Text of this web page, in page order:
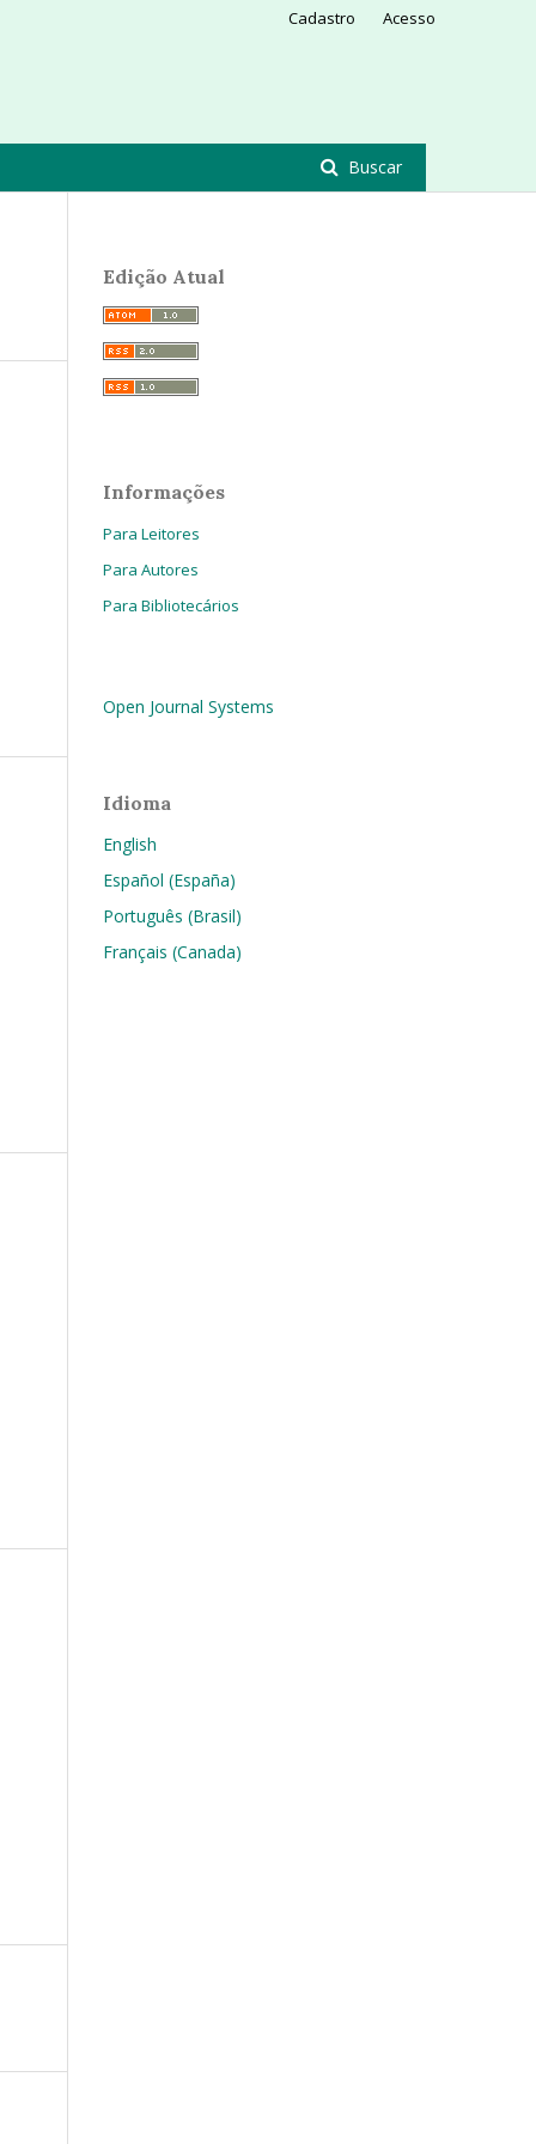
Buscar
Cadastro Acesso
Edição Atual
Informações
Para Leitores
Para Autores
Para Bibliotecários
Open Journal Systems
Idioma
English
Español (España)
Português (Brasil)
Français (Canada)